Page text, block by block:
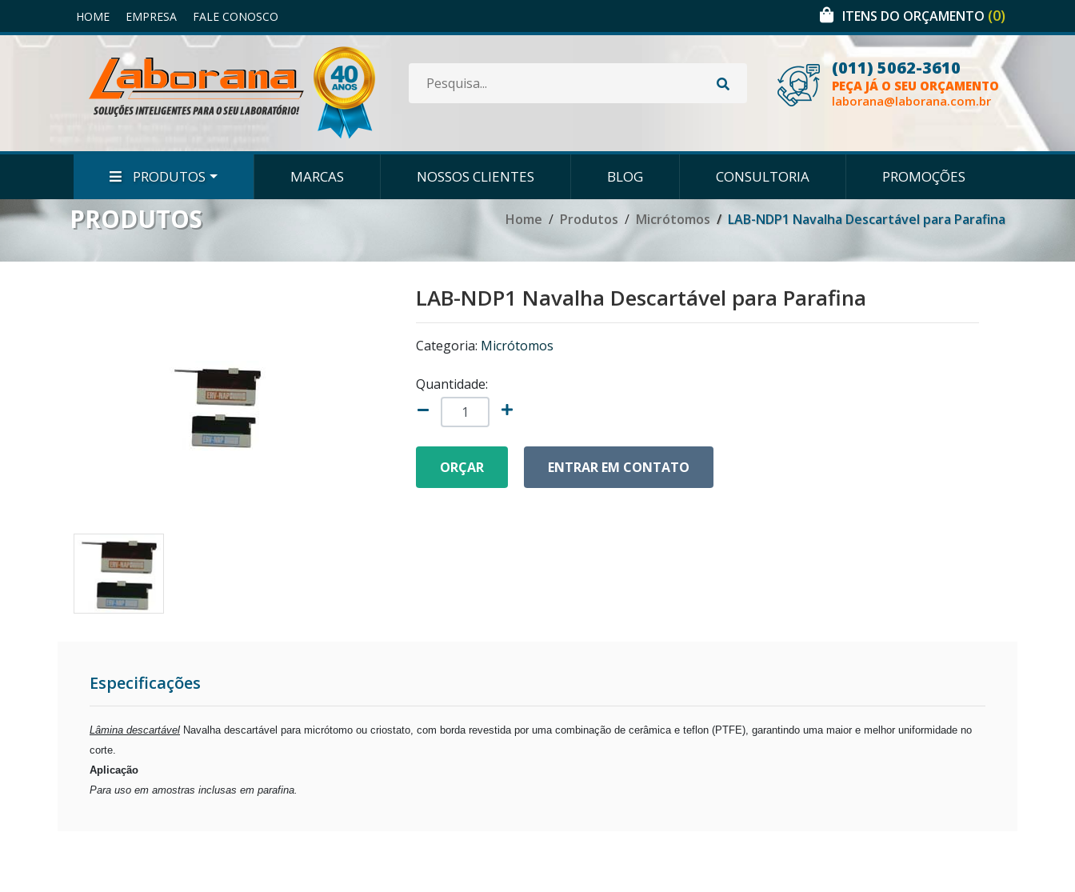
HOME EMPRESA FALE CONOSCO ITENS DO ORÇAMENTO (0)
(011) 5062-3610
PEÇA JÁ O SEU ORÇAMENTO
laborana@laborana.com.br
PRODUTOS MARCAS NOSSOS CLIENTES BLOG CONSULTORIA PROMOÇÕES
PRODUTOS Home Produtos Micrótomos LAB-NDP1 Navalha Descartável para Parafina
LAB-NDP1 Navalha Descartável para Parafina
Categoria: Micrótomos
Quantidade:
ORÇAR ENTRAR EM CONTATO
Especificações
Lâmina descartável Navalha descartável para micrótomo ou criostato, com borda revestida por uma combinação de cerâmica e teflon (PTFE), garantindo uma maior e melhor uniformidade no
corte.
Aplicação
Para uso em amostras inclusas em parafina.